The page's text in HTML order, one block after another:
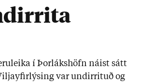
í Þor­láks­höfn ná­ist sátt
var und­ir­rit­uð og